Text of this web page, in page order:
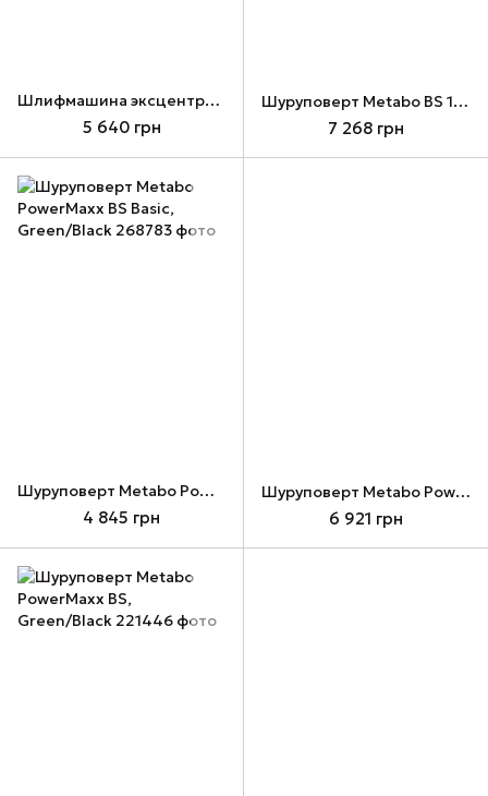
Шлифмашина эксцентриковая Metabo SXE 3150
5 640 грн
Шуруповерт Metabo BS 18, Green/Black
7 268 грн
Шуруповерт Metabo PowerMaxx BS Basic, Green/Black
4 845 грн
Шуруповерт Metabo PowerMaxx BS BL Q, Green/Black
6 921 грн